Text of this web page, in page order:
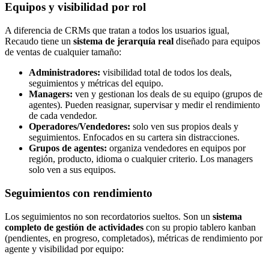
Equipos y visibilidad por rol
A diferencia de CRMs que tratan a todos los usuarios igual,
Recaudo tiene un sistema de jerarquía real diseñado para equipos
de ventas de cualquier tamaño:
Administradores: visibilidad total de todos los deals,
seguimientos y métricas del equipo.
Managers: ven y gestionan los deals de su equipo (grupos de
agentes). Pueden reasignar, supervisar y medir el rendimiento
de cada vendedor.
Operadores/Vendedores: solo ven sus propios deals y
seguimientos. Enfocados en su cartera sin distracciones.
Grupos de agentes: organiza vendedores en equipos por
región, producto, idioma o cualquier criterio. Los managers
solo ven a sus equipos.
Seguimientos con rendimiento
Los seguimientos no son recordatorios sueltos. Son un sistema
completo de gestión de actividades con su propio tablero kanban
(pendientes, en progreso, completados), métricas de rendimiento por
agente y visibilidad por equipo: